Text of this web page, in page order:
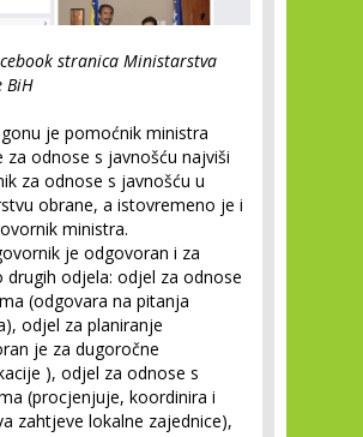
stranica Ministarstva
BiH
je pomoćnik ministra
za odnose s javnošću najviši
za odnose s javnošću u
obrane, a istovremeno je i
ministra.
je odgovoran i za
drugih odjela: odjel za odnose
(odgovara na pitanja
odjel za planiranje
je za dugoročne
), odjel za odnose s
(procjenjuje, koordinira i
zahtjeve lokalne zajednice),